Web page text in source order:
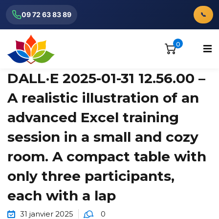
09 72 63 83 89 📞
0
DALL·E 2025-01-31 12.56.00 –
A realistic illustration of an
advanced Excel training
session in a small and cozy
room. A compact table with
only three participants,
each with a lap
31 janvier 2025 0
Venus Assistant
En ligne
Bonjour ! 👋 Je suis l'assistant Venus
Consulting.
Comment puis-je vous aider ?